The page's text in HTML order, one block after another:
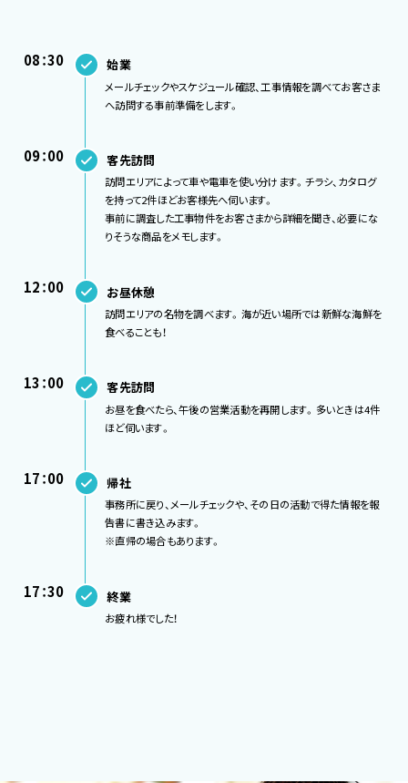
08：30 始業
メールチェックやスケジュール確認、工事情報を調べてお客さま
へ訪問する事前準備をします。
09：00 客先訪問
訪問エリアによって車や電車を使い分けます。チラシ、カタログ
を持って2件ほどお客様先へ伺います。
事前に調査した工事物件をお客さまから詳細を聞き、必要にな
りそうな商品をメモします。
12：00 お昼休憩
訪問エリアの名物を調べます。海が近い場所では新鮮な海鮮を
食べることも！
13：00 客先訪問
お昼を食べたら、午後の営業活動を再開します。多いときは4件
ほど伺います。
17：00 帰社
事務所に戻り、メールチェックや、その日の活動で得た情報を報
告書に書き込みます。
※直帰の場合もあります。
17：30 終業
お疲れ様でした！